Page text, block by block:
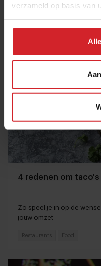
verzameld op basis van
Foodservice Technologie
4 redenen om
Zo speel je in op de
jouw omzet
Restaurants Food